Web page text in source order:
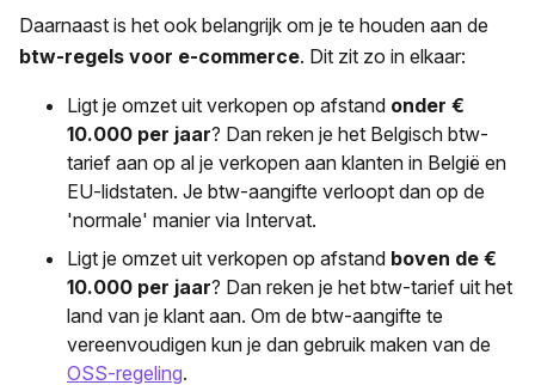
Daarnaast is het ook belangrijk om je te houden aan de
btw-regels voor e-commerce. Dit zit zo in elkaar:
Ligt je omzet uit verkopen op afstand onder €
10.000 per jaar? Dan reken je het Belgisch btw-
tarief aan op al je verkopen aan klanten in België en
EU-lidstaten. Je btw-aangifte verloopt dan op de
'normale' manier via Intervat.
Ligt je omzet uit verkopen op afstand boven de €
10.000 per jaar? Dan reken je het btw-tarief uit het
land van je klant aan. Om de btw-aangifte te
vereenvoudigen kun je dan gebruik maken van de
OSS-regeling.